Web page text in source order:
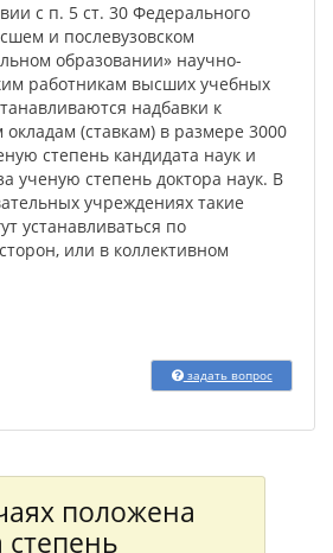
с п. 5 ст. 30 Федерального
и послевузовском
образовании» научно-
работникам высших учебных
надбавки к
(ставкам) в размере 3000
степень кандидата наук и
ученую степень доктора наук. В
учреждениях такие
устанавливаться по
или в коллективном
задать вопрос
положена
степень